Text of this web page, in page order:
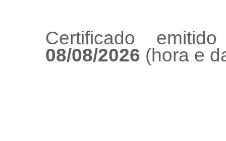
Certificado
08/08/2026 (hora e